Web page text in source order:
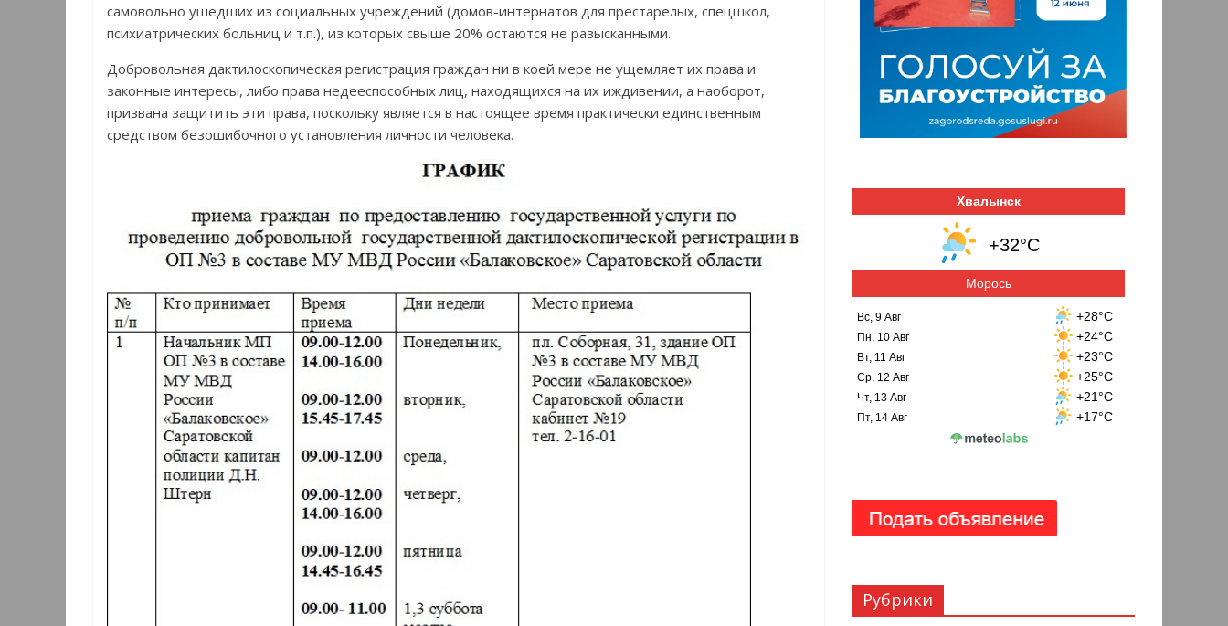
самовольно ушедших из социальных учреждений (домов-интернатов для престарелых, спецшкол,
психиатрических больниц и т.п.), из которых свыше 20% остаются не разысканными.
Добровольная дактилоскопическая регистрация граждан ни в коей мере не ущемляет их права и
законные интересы, либо права недееспособных лиц, находящихся на их иждивении, а наоборот,
призвана защитить эти права, поскольку является в настоящее время практически единственным
средством безошибочного установления личности человека.
Хвалынск
+32°C
Морось
Вс, 9 Авг +28°C
Пн, 10 Авг +24°C
Вт, 11 Авг +23°C
Ср, 12 Авг +25°C
Чт, 13 Авг +21°C
Пт, 14 Авг +17°C
Рубрики